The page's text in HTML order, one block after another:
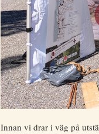
Innan vi drar i väg på